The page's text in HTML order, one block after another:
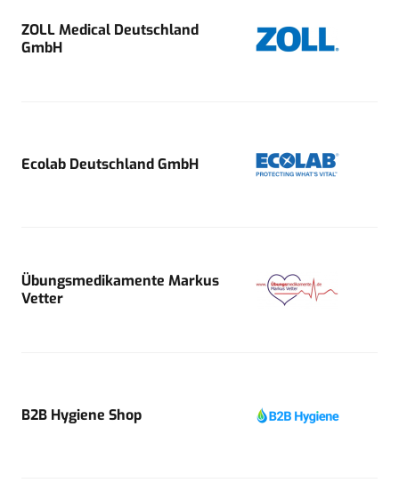
ZOLL Medical Deutschland
GmbH
Ecolab Deutschland GmbH
Übungsmedikamente Markus
Vetter
B2B Hygiene Shop